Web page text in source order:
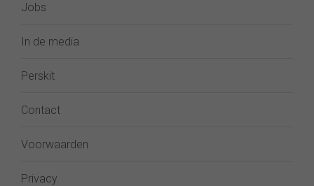
Jobs
In de media
Perskit
Contact
Voorwaarden
Privacy